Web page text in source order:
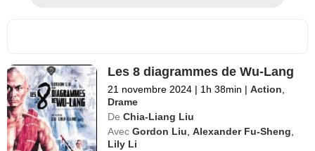
Les 8 diagrammes de Wu-Lang
21 novembre 2024 | 1h 38min | Action,
Drame
De Chia-Liang Liu
Avec Gordon Liu,Alexander Fu-Sheng,
Lily Li